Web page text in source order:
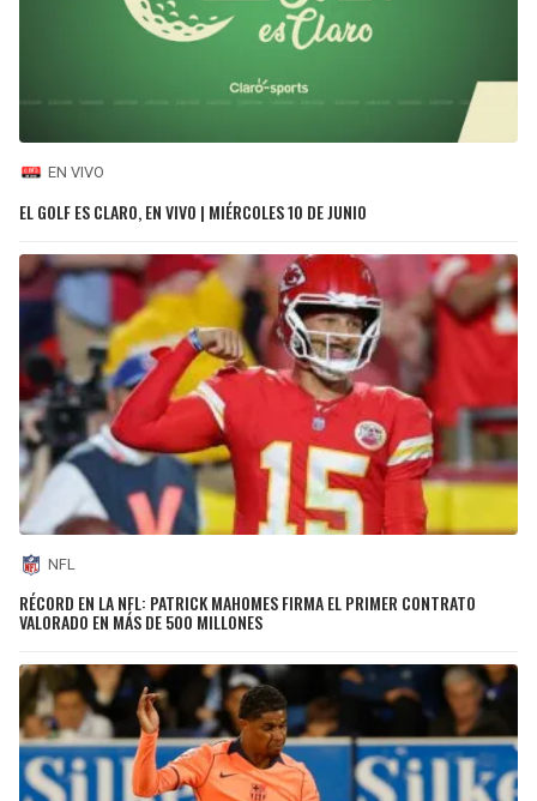
EN VIVO
EL GOLF ES CLARO, EN VIVO | MIÉRCOLES 10 DE JUNIO
NFL
RÉCORD EN LA NFL: PATRICK MAHOMES FIRMA EL PRIMER CONTRATO
VALORADO EN MÁS DE 500 MILLONES